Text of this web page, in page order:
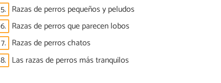
5. Razas de perros pequeños y peludos
6. Razas de perros que parecen lobos
7. Razas de perros chatos
8. Las razas de perros más tranquilos